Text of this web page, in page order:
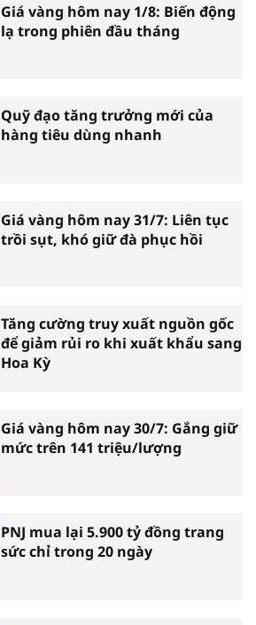
Giá vàng hôm nay 1/8: Biến động
lạ trong phiên đầu tháng
Quỹ đạo tăng trưởng mới của
hàng tiêu dùng nhanh
Giá vàng hôm nay 31/7: Liên tục
trồi sụt, khó giữ đà phục hồi
Tăng cường truy xuất nguồn gốc
để giảm rủi ro khi xuất khẩu sang
Hoa Kỳ
Giá vàng hôm nay 30/7: Gắng giữ
mức trên 141 triệu/lượng
PNJ mua lại 5.900 tỷ đồng trang
sức chỉ trong 20 ngày